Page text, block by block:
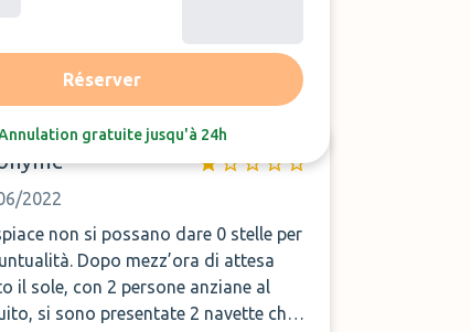
Réserver
gratuite jusqu'à 24h
Avis le plus récent
2022
non si possano dare 0 stelle per
Dopo mezz’ora di attesa
il sole, con 2 persone anziane al
si sono presentate 2 navette che